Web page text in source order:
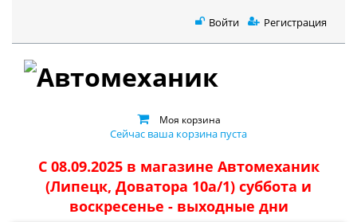
Войти Регистрация
Моя корзина
Сейчас ваша корзина пуста
С 08.09.2025 в магазине Автомеханик
(Липецк, Доватора 10а/1) суббота и
воскресенье - выходные дни